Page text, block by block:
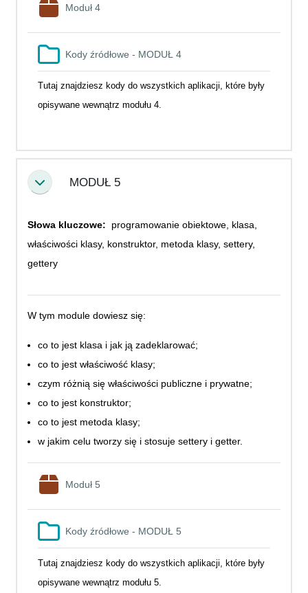
Moduł 4SCORM package
Kody źródłowe - MODUŁ 4Folder
Tutaj znajdziesz kody do wszystkich aplikacji, które były
opisywane wewnątrz modułu 4.
CollapseMODUŁ 5
Słowa kluczowe:
programowanie obiektowe, klasa,
właściwości klasy, konstruktor, metoda klasy, settery,
gettery
W tym module dowiesz się:
co to jest klasa i jak ją zadeklarować;
co to jest właściwość klasy;
czym różnią się właściwości publiczne i prywatne;
co to jest konstruktor;
co to jest metoda klasy;
w jakim celu tworzy się i stosuje settery i getter.
Moduł 5SCORM package
Kody źródłowe - MODUŁ 5Folder
Tutaj znajdziesz kody do wszystkich aplikacji, które były
opisywane wewnątrz modułu 5.